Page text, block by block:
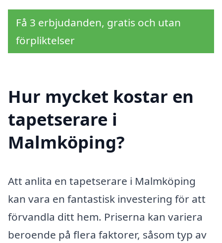
Få 3 erbjudanden, gratis och utan
förpliktelser
Hur mycket kostar en
tapetserare i
Malmköping?
Att anlita en tapetserare i Malmköping
kan vara en fantastisk investering för att
förvandla ditt hem. Priserna kan variera
beroende på flera faktorer, såsom typ av